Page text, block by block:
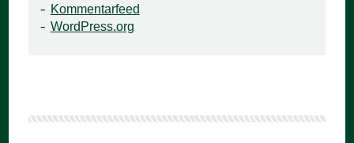
Kommentarfeed
WordPress.org